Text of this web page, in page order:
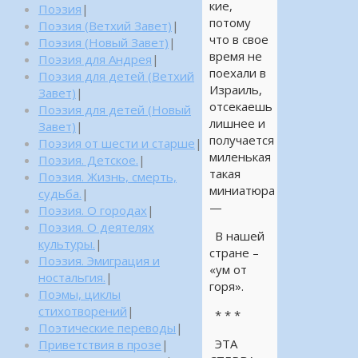
кие,
потому
что в свое
время не
поехали в
Израиль,
отсекаешь
лишнее и
получается
миленькая
такая
миниатюра
—
В нашей
стране –
«ум от
горя».
* * *
ЭТА
Поэзия |
Поэзия (Ветхий Завет) |
Поэзия (Новый Завет) |
Поэзия для Андрея |
Поэзия для детей (Ветхий
Завет) |
Поэзия для детей (Новый
Завет) |
Поэзия от шести и старше |
Поэзия. Детское. |
Поэзия. Жизнь, смерть,
судьба. |
Поэзия. О городах |
Поэзия. О деятелях
культуры. |
Поэзия. Эмиграция и
ностальгия. |
Поэмы, циклы
стихотворений |
Поэтические переводы |
Приветствия в прозе |